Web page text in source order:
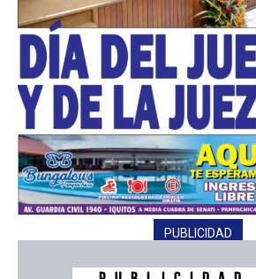
━ Planes
PUBLICIDAD